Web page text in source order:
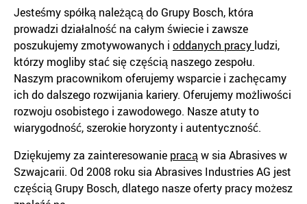
Jesteśmy spółką należącą do Grupy Bosch, która
prowadzi działalność na całym świecie i zawsze
poszukujemy zmotywowanych i oddanych pracy ludzi,
którzy mogliby stać się częścią naszego zespołu.
Naszym pracownikom oferujemy wsparcie i zachęcamy
ich do dalszego rozwijania kariery. Oferujemy możliwości
rozwoju osobistego i zawodowego. Nasze atuty to
wiarygodność, szerokie horyzonty i autentyczność.
Dziękujemy za zainteresowanie pracąw sia Abrasives w
Szwajcarii. Od 2008 roku sia Abrasives Industries AG jest
częścią Grupy Bosch, dlatego nasze oferty pracy możesz